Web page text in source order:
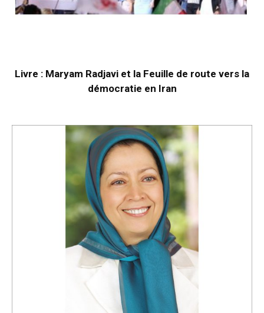
Livre : Maryam Radjavi et la Feuille de route vers la
démocratie en Iran